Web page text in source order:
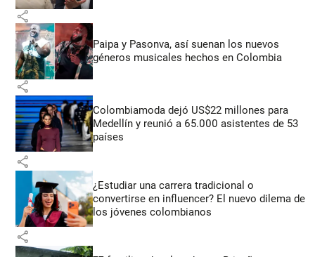
share
Paipa y Pasonva, así suenan los nuevos
géneros musicales hechos en Colombia
share
Colombiamoda dejó US$22 millones para
Medellín y reunió a 65.000 asistentes de 53
países
share
¿Estudiar una carrera tradicional o
convertirse en influencer? El nuevo dilema de
los jóvenes colombianos
share